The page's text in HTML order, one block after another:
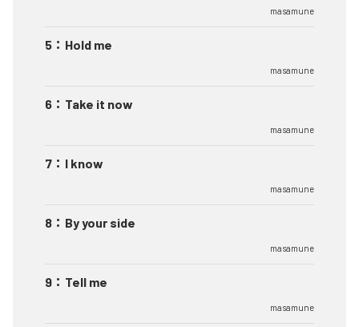
masamune
5 ： Hold me
masamune
6 ： Take it now
masamune
7 ： I know
masamune
8 ： By your side
masamune
9 ： Tell me
masamune